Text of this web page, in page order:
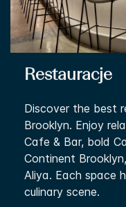
Restauracje
Discover the best
Brooklyn. Enjoy
Cafe & Bar, bold
Continent
Aliya. Each space
culinary scene.